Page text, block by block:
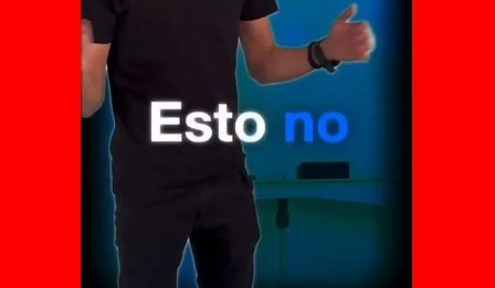
Clase
De 10 sports
DeDinero
Confabulario
Aviso Oportuno